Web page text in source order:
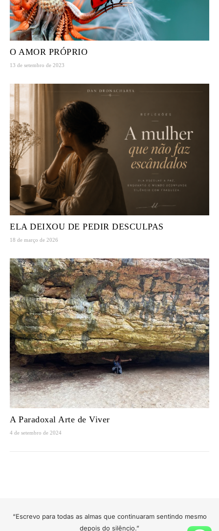
O AMOR PRÓPRIO
13 de setembro de 2023
ELA DEIXOU DE PEDIR DESCULPAS
18 de março de 2026
A Paradoxal Arte de Viver
4 de setembro de 2024
“Escrevo para todas as almas que continuaram sentindo mesmo
depois do silêncio.”